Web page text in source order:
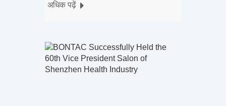
निकोटिनमाइड मो का अनाकार यौगिक
अधिक पढ़ें